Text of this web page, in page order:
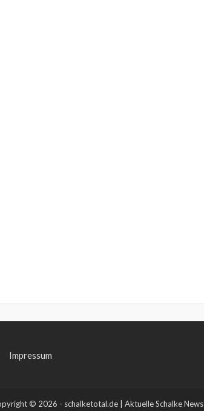
Impressum
© 2026 - schalketotal.de | Aktuelle Schalke News